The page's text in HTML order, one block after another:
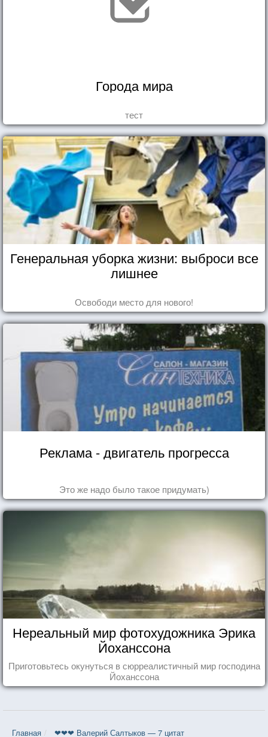
Города мира
тест
Генеральная уборка жизни: выброси все
лишнее
Освободи место для нового!
Реклама - двигатель прогресса
Это же надо было такое придумать)
Нереальный мир фотохудожника Эрика
Йоханссона
Приготовьтесь окунуться в сюрреалистичный мир господина
Йоханссона
Главная ❤❤❤ Валерий Салтыков — 7 цитат